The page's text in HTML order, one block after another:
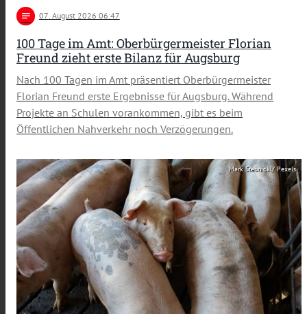
notes 07. August 2026 06:47
100 Tage im Amt: Oberbürgermeister Florian
Freund zieht erste Bilanz für Augsburg
Nach 100 Tagen im Amt präsentiert Oberbürgermeister
Florian Freund erste Ergebnisse für Augsburg. Während
Projekte an Schulen vorankommen, gibt es beim
Öffentlichen Nahverkehr noch Verzögerungen.
Mark Stebnickl/ Pexels